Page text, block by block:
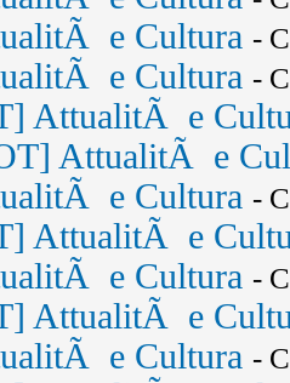
e Cultura -
e Cultura -
AttualitÃ e
AttualitÃ e
e Cultura -
AttualitÃ e
e Cultura -
AttualitÃ e
e Cultura -